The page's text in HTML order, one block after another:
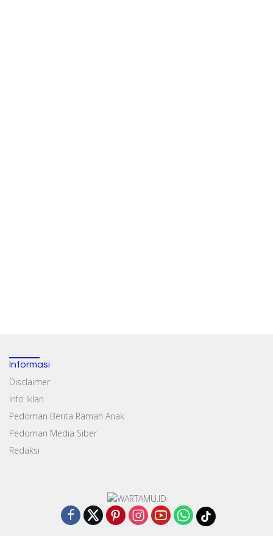
Informasi
Disclaimer
Info Iklan
Pedoman Berita Ramah Anak
Pedoman Media Siber
Redaksi